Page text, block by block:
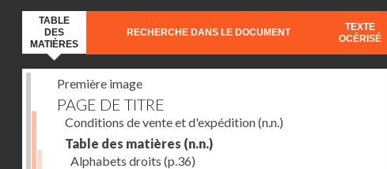
TABLE
DES
MATIÈRES
RECHERCHE DANS LE DOCUMENT
TEXTE
OCÉRISÉ
Première image
PAGE DE TITRE
Conditions de vente et d'expédition(n.n.)
Table des matières (n.n.)
Alphabets droits (p.36)